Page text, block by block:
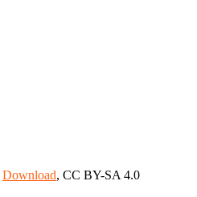
Download, CC BY-SA 4.0